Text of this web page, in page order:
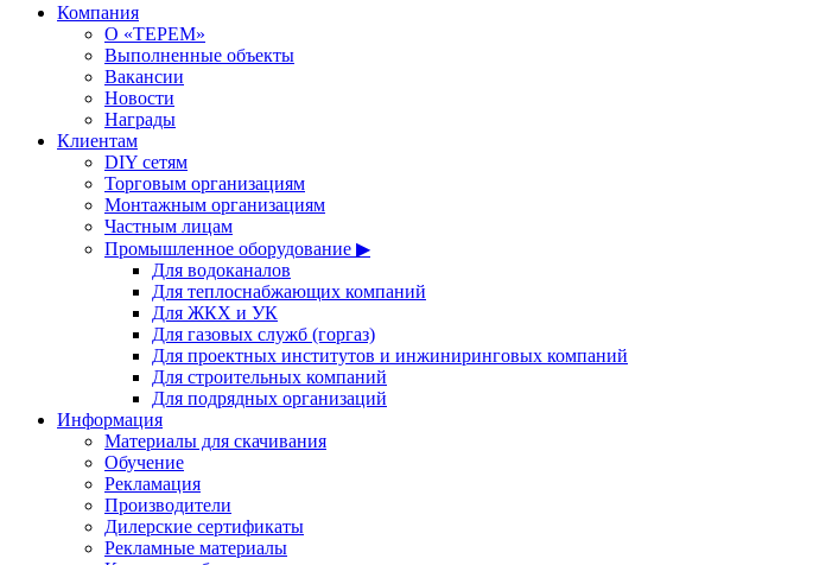
Компания
О «ТЕРЕМ»
Выполненные объекты
Вакансии
Новости
Награды
Клиентам
DIY сетям
Торговым организациям
Монтажным организациям
Частным лицам
Промышленное оборудование ▶
Для водоканалов
Для теплоснабжающих компаний
Для ЖКХ и УК
Для газовых служб (горгаз)
Для проектных институтов и инжиниринговых компаний
Для строительных компаний
Для подрядных организаций
Информация
Материалы для скачивания
Обучение
Рекламация
Производители
Дилерские сертификаты
Рекламные материалы